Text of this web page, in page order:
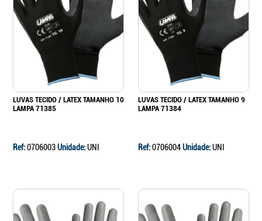
LUVAS TECIDO / LATEX TAMANHO 10
LAMPA 71385
Ref:0706003Unidade:UNI
LUVAS TECIDO / LATEX TAMANHO 9
LAMPA 71384
Ref:0706004Unidade:UNI